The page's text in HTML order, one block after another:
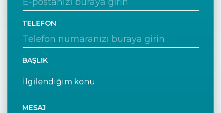
TELEFON
BAŞLIK
MESAJ